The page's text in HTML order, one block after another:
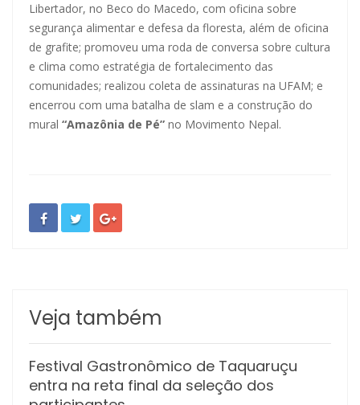
Libertador, no Beco do Macedo, com oficina sobre
segurança alimentar e defesa da floresta, além de oficina
de grafite; promoveu uma roda de conversa sobre cultura
e clima como estratégia de fortalecimento das
comunidades; realizou coleta de assinaturas na UFAM; e
encerrou com uma batalha de slam e a construção do
mural “Amazônia de Pé” no Movimento Nepal.
Veja também
Festival Gastronômico de Taquaruçu
entra na reta final da seleção dos